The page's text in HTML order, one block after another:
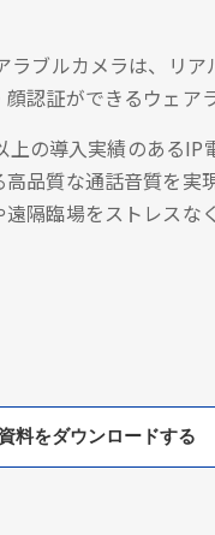
ラブルカメラは、リ
認証ができるウェア
上の導入実績のあるIP
品質な通話音質を実現
隔臨場をストレスな
料をダウンロードする